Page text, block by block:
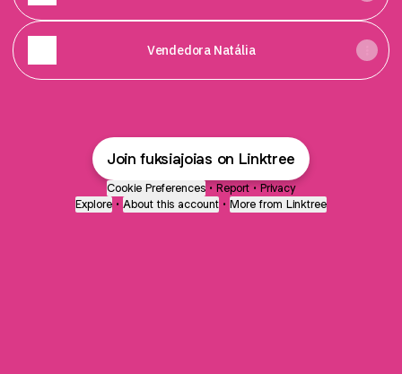
Vendedora Natália
Join fuksiajoias on Linktree
Cookie Preferences • Report • Privacy
Explore • About this account • More from Linktree